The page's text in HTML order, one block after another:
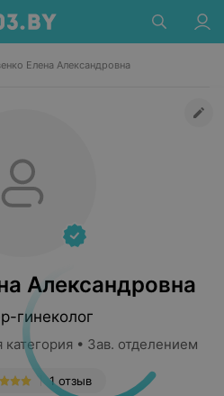
Елена Александровна
Александровна
гинеколог
• Зав. отделением
1 отзыв